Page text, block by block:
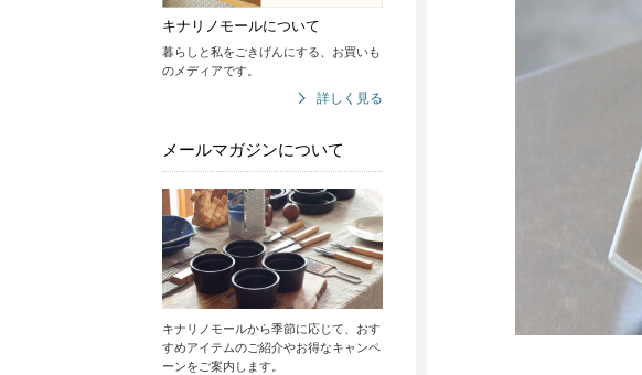
キナリノモールについて
暮らしと私をごきげんにする、お買いも
のメディアです。
詳しく見る
メールマガジンについて
キナリノモールから季節に応じて、おす
すめアイテムのご紹介やお得なキャンペ
ーンをご案内します。